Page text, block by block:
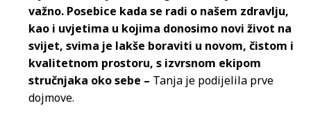
važno. Posebice kada se radi o našem zdravlju,
kao i uvjetima u kojima donosimo novi život na
svijet, svima je lakše boraviti u novom, čistom i
kvalitetnom prostoru, s izvrsnom ekipom
stručnjaka oko sebe – Tanja je podijelila prve
dojmove.